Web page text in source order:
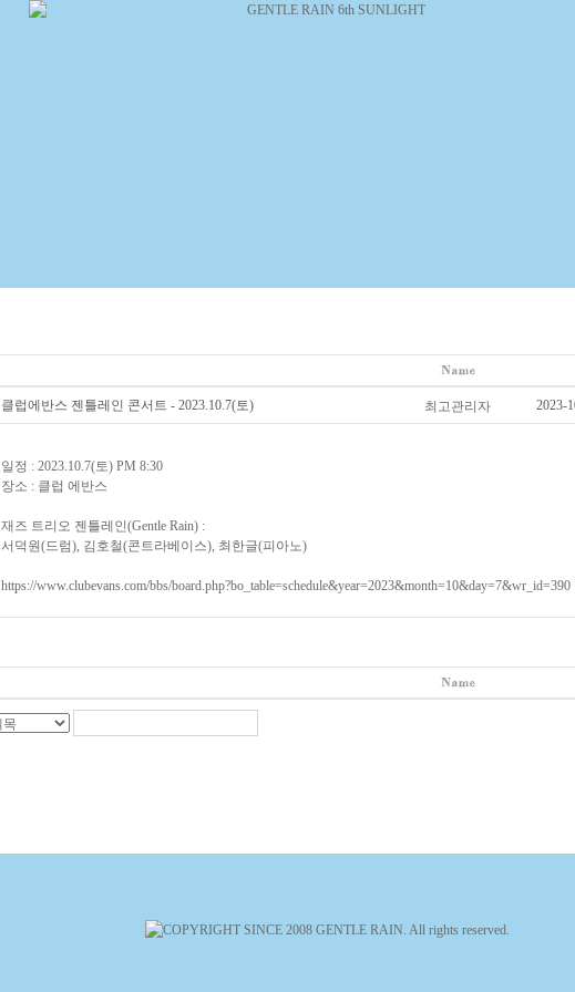
클럽에반스 젠틀레인 콘서트 - 2023.10.7(토) 최고관리자 2023-
일정 : 2023.10.7(토) PM 8:30
장소 : 클럽 에반스
재즈 트리오 젠틀레인(Gentle Rain) :
서덕원(드럼), 김호철(콘트라베이스), 최한글(피아노)
https://www.clubevans.com/bbs/board.php?bo_table=schedule&year=2023&month=10&day=7&wr_id=390